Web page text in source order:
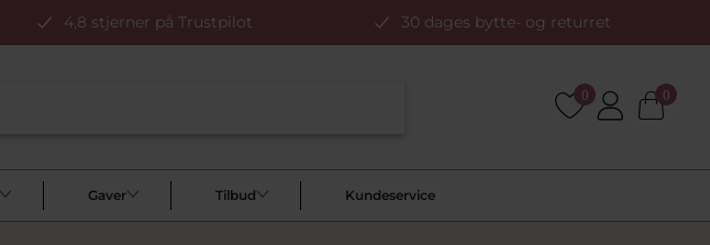
4,8 stjerner på Trustpilot 30 dages bytte- og returret
0 0
Gaver Tilbud Kundeservice